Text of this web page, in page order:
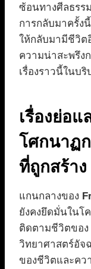
ซ้อนทางศีลธรร
การกลับมาครั้ง
ให้กลับมามีชีวิต
ความน่าสะพรึง
เรื่องราวนี้ในบ
เรื่องย่อแ
โศกนาฏ
ที่ถูกสร้าง
แกนกลางของ
ยังคงยึดมั่นในโค
ติดตามชีวิตของ
วิทยาศาสตร์อัจ
ของชีวิตและคว